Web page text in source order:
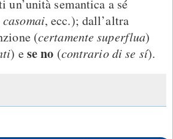
un’unità semantica a sé
casomai, ecc.); dall’altra
(certamente superflua)
) ese no (contrario di se sí).